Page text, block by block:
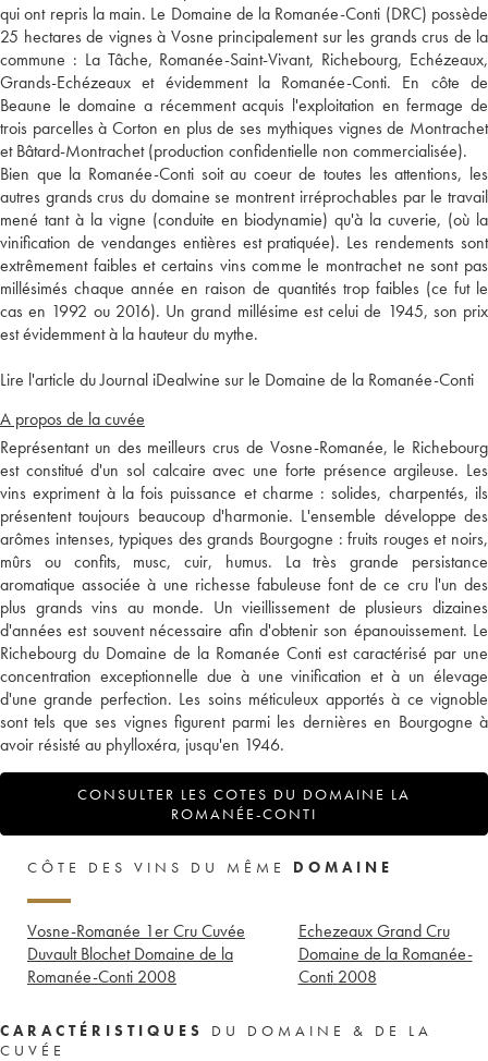
qui ont repris la main. Le Domaine de la Romanée-Conti (DRC) possède
25 hectares de vignes à Vosne principalement sur les grands crus de la
commune : La Tâche, Romanée-Saint-Vivant, Richebourg, Echézeaux,
Grands-Echézeaux et évidemment la Romanée-Conti. En côte de
Beaune le domaine a récemment acquis l'exploitation en fermage de
trois parcelles à Corton en plus de ses mythiques vignes de Montrachet
et Bâtard-Montrachet (production confidentielle non commercialisée).
Bien que la Romanée-Conti soit au coeur de toutes les attentions, les
autres grands crus du domaine se montrent irréprochables par le travail
mené tant à la vigne (conduite en biodynamie) qu'à la cuverie, (où la
vinification de vendanges entières est pratiquée). Les rendements sont
extrêmement faibles et certains vins comme le montrachet ne sont pas
millésimés chaque année en raison de quantités trop faibles (ce fut le
cas en 1992 ou 2016). Un grand millésime est celui de 1945, son prix
est évidemment à la hauteur du mythe.
Lire l'article du Journal iDealwine sur le Domaine de la Romanée-Conti
A propos de la cuvée
Représentant un des meilleurs crus de Vosne-Romanée, le Richebourg
est constitué d'un sol calcaire avec une forte présence argileuse. Les
vins expriment à la fois puissance et charme : solides, charpentés, ils
présentent toujours beaucoup d'harmonie. L'ensemble développe des
arômes intenses, typiques des grands Bourgogne : fruits rouges et noirs,
mûrs ou confits, musc, cuir, humus. La très grande persistance
aromatique associée à une richesse fabuleuse font de ce cru l'un des
plus grands vins au monde. Un vieillissement de plusieurs dizaines
d'années est souvent nécessaire afin d'obtenir son épanouissement. Le
Richebourg du Domaine de la Romanée Conti est caractérisé par une
concentration exceptionnelle due à une vinification et à un élevage
d'une grande perfection. Les soins méticuleux apportés à ce vignoble
sont tels que ses vignes figurent parmi les dernières en Bourgogne à
avoir résisté au phylloxéra, jusqu'en 1946.
CONSULTER LES COTES DU DOMAINE LA
ROMANÉE-CONTI
CÔTE DES VINS DU MÊME DOMAINE
Vosne-Romanée 1er Cru Cuvée
Duvault Blochet Domaine de la
Romanée-Conti 2008
Echezeaux Grand Cru
Domaine de la Romanée-
Conti 2008
CARACTÉRISTIQUES
DU DOMAINE & DE LA
CUVÉE